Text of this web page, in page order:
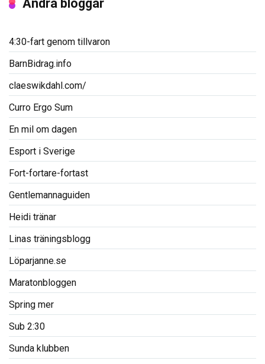
Andra bloggar
4:30-fart genom tillvaron
BarnBidrag.info
claeswikdahl.com/
Curro Ergo Sum
En mil om dagen
Esport i Sverige
Fort-fortare-fortast
Gentlemannaguiden
Heidi tränar
Linas träningsblogg
Löparjanne.se
Maratonbloggen
Spring mer
Sub 2:30
Sunda klubben